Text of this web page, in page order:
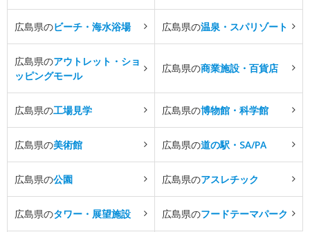
広島県のビーチ・海水浴場 広島県の温泉・スパリゾート
広島県のアウトレット・ショ
ッピングモール
広島県の商業施設・百貨店
広島県の工場見学 広島県の博物館・科学館
広島県の美術館 広島県の道の駅・SA/PA
広島県の公園 広島県のアスレチック
広島県のタワー・展望施設 広島県のフードテーマパーク